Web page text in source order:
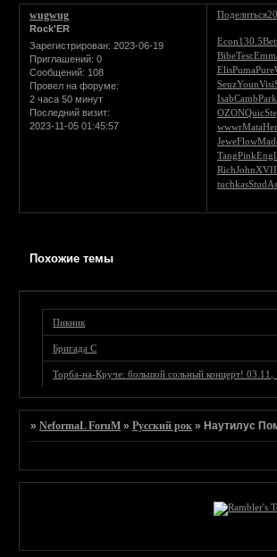
Поделиться
wugwug
Rock'ER
Зарегистрирован: 2023-06-19
Приглашений: 0
Сообщений: 108
Провел на форуме:
2 часа 50 минут
Последний визит:
2023-11-05 01:45:57
Econ130.5
BibeTesc
ElisPumaPure
SenzYounVisi
IsabCambPark
OZONQuic
wwwrMata
JeweFlow
TangPinkEngl
RichJohnXVII
tuchkasStud
Похожие темы
Пикник
Бригада С
Торба-на-Круче: большой сольный концерт! 03.11,
»NeformaL ForuM »Русский рок »Наутилус